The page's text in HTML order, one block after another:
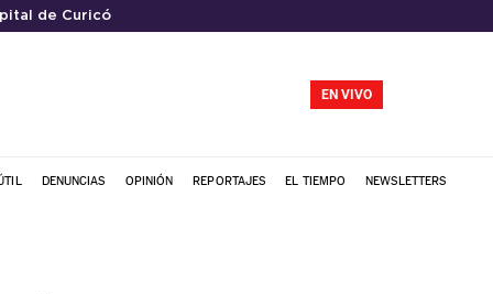
de Curicó
EN VIVO
DENUNCIAS OPINIÓN REPORTAJES EL TIEMPO NEWSLETTERS